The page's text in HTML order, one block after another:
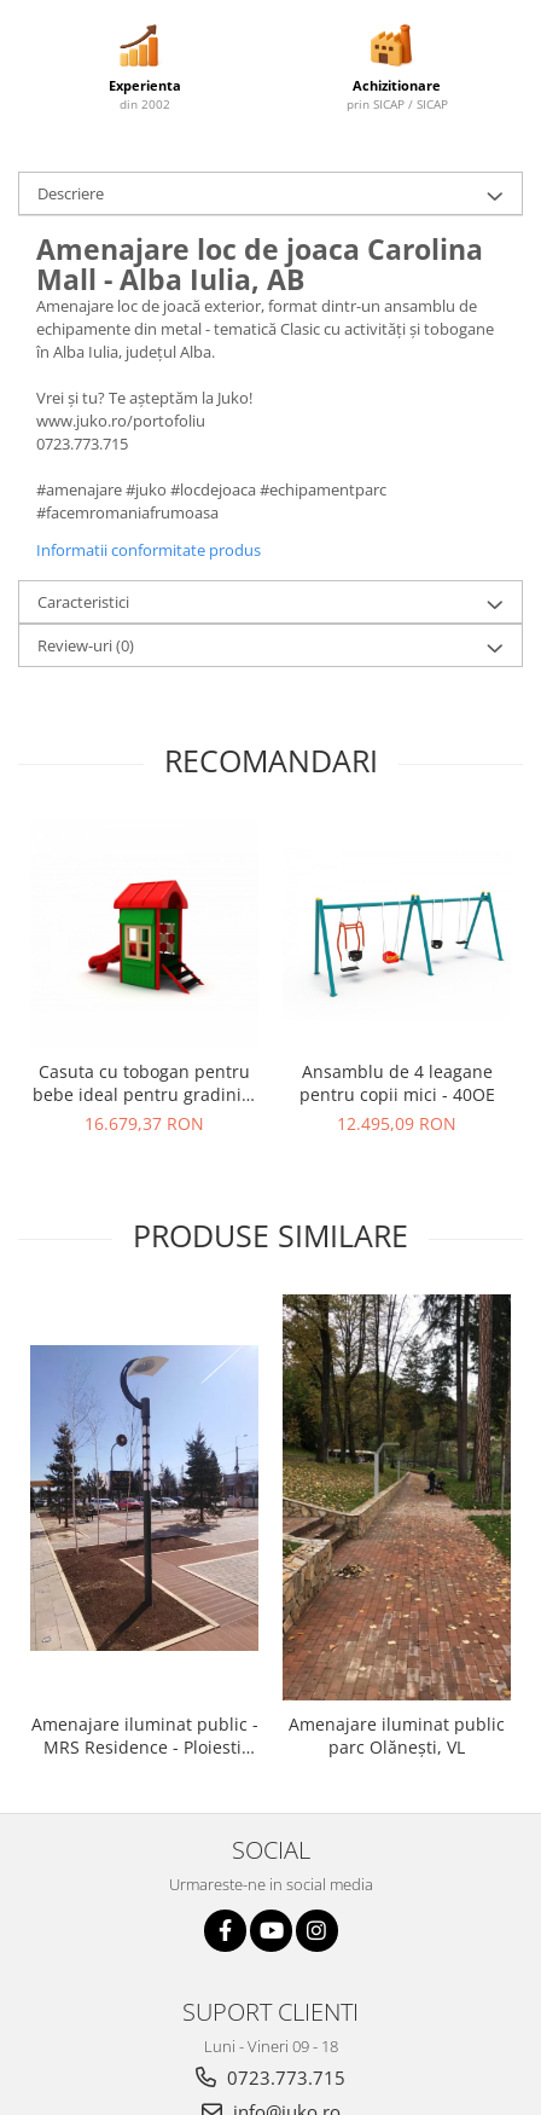
Experienta
din 2002
Achizitionare
prin SICAP / SICAP
Descriere
Amenajare loc de joaca Carolina
Mall - Alba Iulia, AB
Amenajare loc de joacă exterior, format dintr-un ansamblu de
echipamente din metal - tematică Clasic cu activități și tobogane
în Alba Iulia, județul Alba.
Vrei și tu? Te așteptăm la Juko!
www.juko.ro/portofoliu
0723.773.715
#amenajare #juko #locdejoaca #echipamentparc
#facemromaniafrumoasa
Informatii conformitate produs
Caracteristici
Review-uri(0)
RECOMANDARI
Casuta cu tobogan pentru
bebe ideal pentru gradinita
si parc - 179M
16.679,37 RON
Ansamblu de 4 leagane
pentru copii mici - 40OE
12.495,09 RON
PRODUSE SIMILARE
Amenajare iluminat public -
MRS Residence - Ploiesti,
Amenajare iluminat public
parc Olănești, VL
SOCIAL
Urmareste-ne in social media
SUPORT CLIENTI
Luni - Vineri 09 - 18
0723.773.715